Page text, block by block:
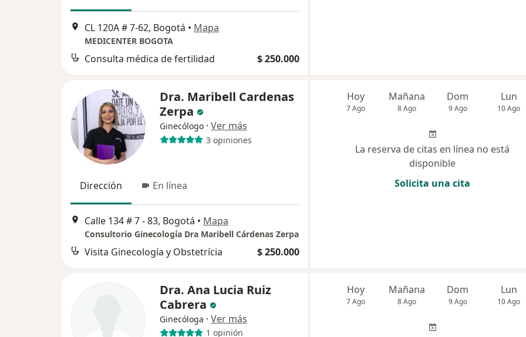
CL 120A # 7-62, Bogotá • Mapa
MEDICENTER BOGOTA
Consulta médica de fertilidad $ 250.000
Dra. Maribell Cardenas
Zerpa
Ginecólogo · Ver más
3 opiniones
Dirección En línea
Calle 134 # 7 - 83, Bogotá • Mapa
Consultorio Ginecología Dra Maribell Cárdenas Zerpa
Visita Ginecología y Obstetrícia $ 250.000
Hoy
7 Ago
Mañana
8 Ago
Dom
9 Ago
Lun
10 Ago
La reserva de citas en línea no está
disponible
Solicita una cita
Dra. Ana Lucia Ruiz
Cabrera
Ginecóloga · Ver más
1 opinión
Hoy
7 Ago
Mañana
8 Ago
Dom
9 Ago
Lun
10 Ago